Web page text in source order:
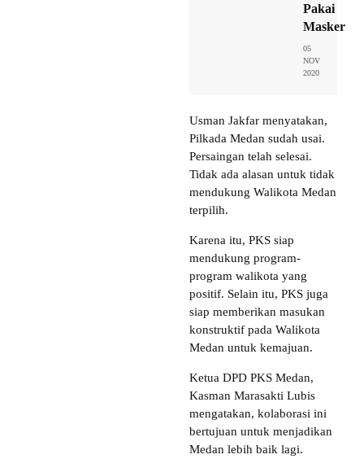
Pakai
Masker
05
NOV
2020
Usman Jakfar menyatakan,
Pilkada Medan sudah usai.
Persaingan telah selesai.
Tidak ada alasan untuk tidak
mendukung Walikota Medan
terpilih.
Karena itu, PKS siap
mendukung program-
program walikota yang
positif. Selain itu, PKS juga
siap memberikan masukan
konstruktif pada Walikota
Medan untuk kemajuan.
Ketua DPD PKS Medan,
Kasman Marasakti Lubis
mengatakan, kolaborasi ini
bertujuan untuk menjadikan
Medan lebih baik lagi.